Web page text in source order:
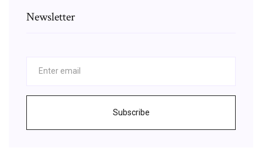
Newsletter
Subscribe